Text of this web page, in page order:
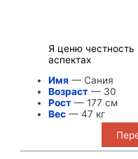
Я ценю честность
аспектах
Имя — Сания
Возраст — 30
Рост — 177 см
Вес — 47 кг